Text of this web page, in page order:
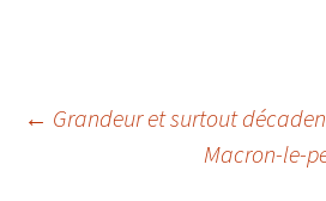
Navigation
← Grandeur et surtout
Macron-le-